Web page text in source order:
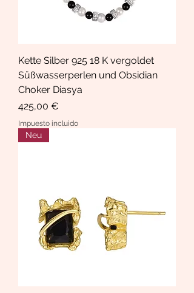
Kette Silber 925 18 K vergoldet
Süßwasserperlen und Obsidian
Choker Diasya
Precio
425,00 €
Impuesto incluido
Neu